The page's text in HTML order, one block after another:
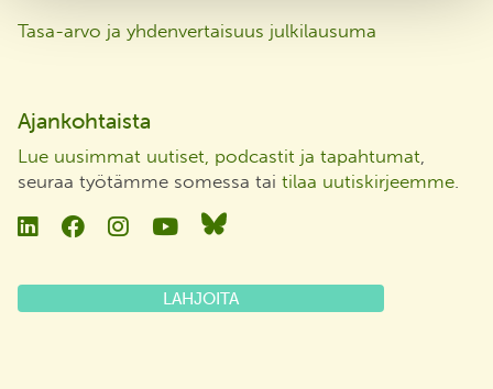
Tasa-arvo ja yhdenvertaisuus julkilausuma
Ajankohtaista
Lue uusimmat uutiset, podcastit ja tapahtumat
seuraa työtämme somessa tai tilaa uutiskirjeemme
LinkedinFacebookInstagramYouTubeBluesky
LAHJOITA